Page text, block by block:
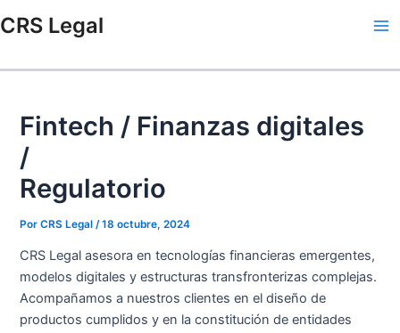
al
CRS Legal
Fintech / Finanzas digitales
/
Regulatorio
PorCRS Legal /18 octubre, 2024
CRS Legal asesora en tecnologías financieras emergentes,
modelos digitales y estructuras transfronterizas complejas.
Acompañamos a nuestros clientes en el diseño de
productos cumplidos y en la constitución de entidades
de
aquí...